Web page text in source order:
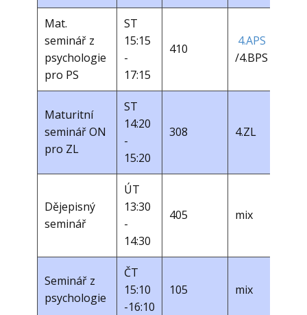
Mat.
seminář z
psychologie
pro PS
ST
15:15
-
17:15
410
4.APS
/4.BPS
Maturitní
seminář ON
pro ZL
ST
14:20
-
15:20
308 4.ZL
Dějepisný
seminář
ÚT
13:30
-
14:30
405 mix
Seminář z
psychologie
ČT
15:10
-16:10
105 mix